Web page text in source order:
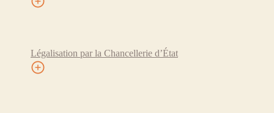
Légalisation par la Chancellerie d’État